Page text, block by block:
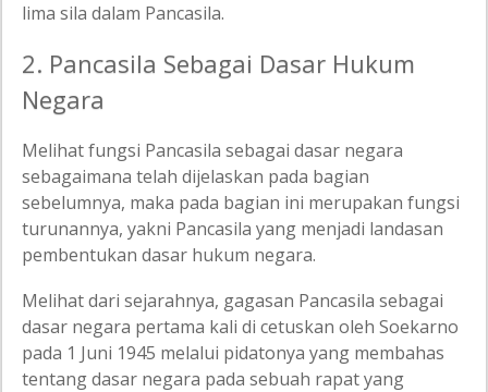
lima sila dalam Pancasila.
2. Pancasila Sebagai Dasar Hukum
Negara
Melihat fungsi Pancasila sebagai dasar negara
sebagaimana telah dijelaskan pada bagian
sebelumnya, maka pada bagian ini merupakan fungsi
turunannya, yakni Pancasila yang menjadi landasan
pembentukan dasar hukum negara.
Melihat dari sejarahnya, gagasan Pancasila sebagai
dasar negara pertama kali di cetuskan oleh Soekarno
pada 1 Juni 1945 melalui pidatonya yang membahas
tentang dasar negara pada sebuah rapat yang